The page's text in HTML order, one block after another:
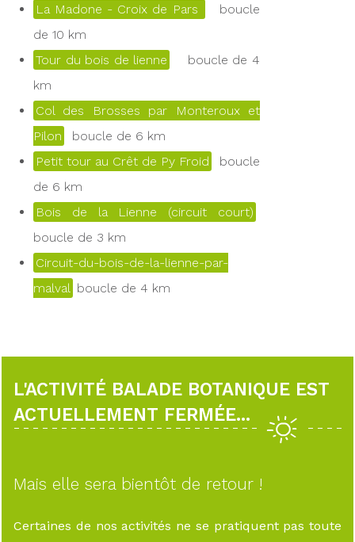
La Madone - Croix de Pars
boucle
de 10 km
Tour du bois de lienne
boucle de 4
km
Col des Brosses par Monteroux et
Pilon
boucle de 6 km
Petit tour au Crêt de Py Froid
boucle
de 6 km
Bois de la Lienne (circuit court)
boucle de 3 km
Circuit-du-bois-de-la-lienne-par-
malval boucle de 4 km
L'ACTIVITÉ BALADE BOTANIQUE EST
ACTUELLEMENT FERMÉE...
Mais elle sera bientôt de retour !
Certaines de nos activités ne se pratiquent pas toute